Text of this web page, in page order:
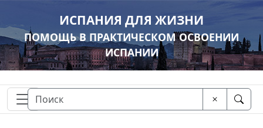
ИСПАНИЯ ДЛЯ ЖИЗНИ
ПОМОЩЬ В ПРАКТИЧЕСКОМ ОСВОЕНИИ
ИСПАНИИ